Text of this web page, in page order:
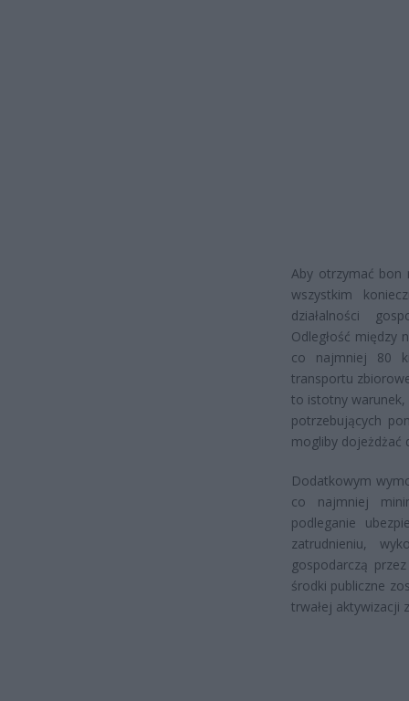
Aby otrzymać bon
wszystkim
działalności
Odległość między
co najmniej 80
transportu
to istotny
potrzebujących
mogliby dojeżdżać
Dodatkowym
co najmniej
podleganie
zatrudnieniu,
gospodarczą
środki publiczne
trwałej aktywizacji